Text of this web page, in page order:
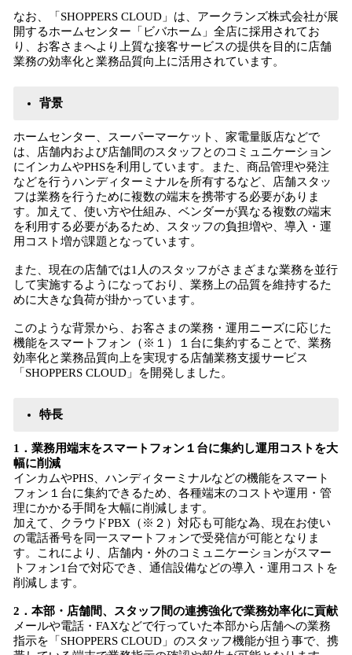
なお、「SHOPPERS CLOUD」は、アークランズ株式会社が展
開するホームセンター「ビバホーム」全店に採用されてお
り、お客さまへより上質な接客サービスの提供を目的に店舗
業務の効率化と業務品質向上に活用されています。
背景
ホームセンター、スーパーマーケット、家電量販店などで
は、店舗内および店舗間のスタッフとのコミュニケーション
にインカムやPHSを利用しています。また、商品管理や発注
などを行うハンディターミナルを所有するなど、店舗スタッ
フは業務を行うために複数の端末を携帯する必要がありま
す。加えて、使い方や仕組み、ベンダーが異なる複数の端末
を利用する必要があるため、スタッフの負担増や、導入・運
用コスト増が課題となっています。
また、現在の店舗では1人のスタッフがさまざまな業務を並行
して実施するようになっており、業務上の品質を維持するた
めに大きな負荷が掛かっています。
このような背景から、お客さまの業務・運用ニーズに応じた
機能をスマートフォン（※１）１台に集約することで、業務
効率化と業務品質向上を実現する店舗業務支援サービス
「SHOPPERS CLOUD」を開発しました。
特長
​1．業務用端末をスマートフォン１台に集約し運用コストを大
幅に削減
インカムやPHS、ハンディターミナルなどの機能をスマート
フォン１台に集約できるため、各種端末のコストや運用・管
理にかかる手間を大幅に削減します。
加えて、クラウドPBX（※２）対応も可能な為、現在お使い
の電話番号を同一スマートフォンで受発信が可能となりま
す。これにより、店舗内・外のコミュニケーションがスマー
トフォン1台で対応でき、通信設備などの導入・運用コストを
削減します。
2．本部・店舗間、スタッフ間の連携強化で業務効率化に貢献
メールや電話・FAXなどで行っていた本部から店舗への業務
指示を「SHOPPERS CLOUD」のスタッフ機能が担う事で、携